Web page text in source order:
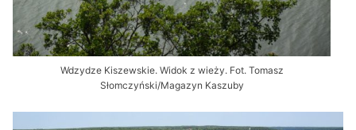
Wdzydze Kiszewskie. Widok z wieży. Fot. Tomasz
Słomczyński/Magazyn Kaszuby